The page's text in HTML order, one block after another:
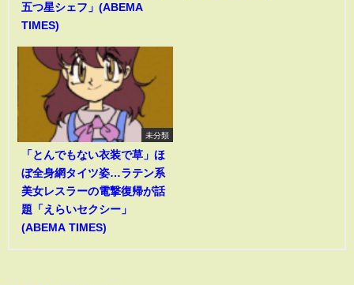
五つ星シェフ」(ABEMA
TIMES)
未分類
「とんでもない衣装で草」ほ
ぼ全身網タイツ姿…ラテン系
美女レスラーの電撃復帰が話
題「えらいセクシー」
(ABEMA TIMES)